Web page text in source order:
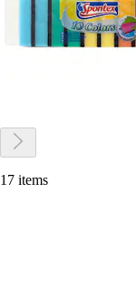
17 items